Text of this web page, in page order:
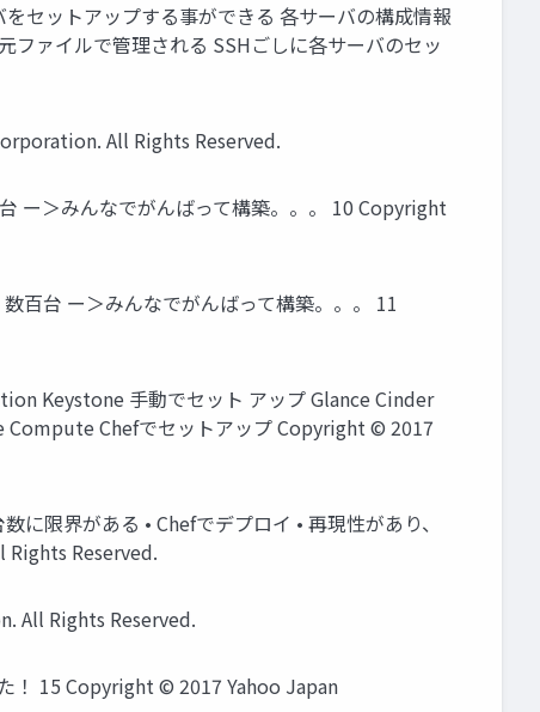
をセットアップする事ができる 各サーバの構成情報
ファイルで管理される SSHごしに各サーバのセッ
All Rights Reserved.
ー＞みんなでがんばって構築。。。 10 Copyright
百台 ー＞みんなでがんばって構築。。。 11
Keystone 手動でセット アップ Glance Cinder
Chefでセットアップ Copyright © 2017
限界がある • Chefでデプロイ • 再現性があり、
Rights Reserved.
All Rights Reserved.
！ 15 Copyright © 2017 Yahoo Japan